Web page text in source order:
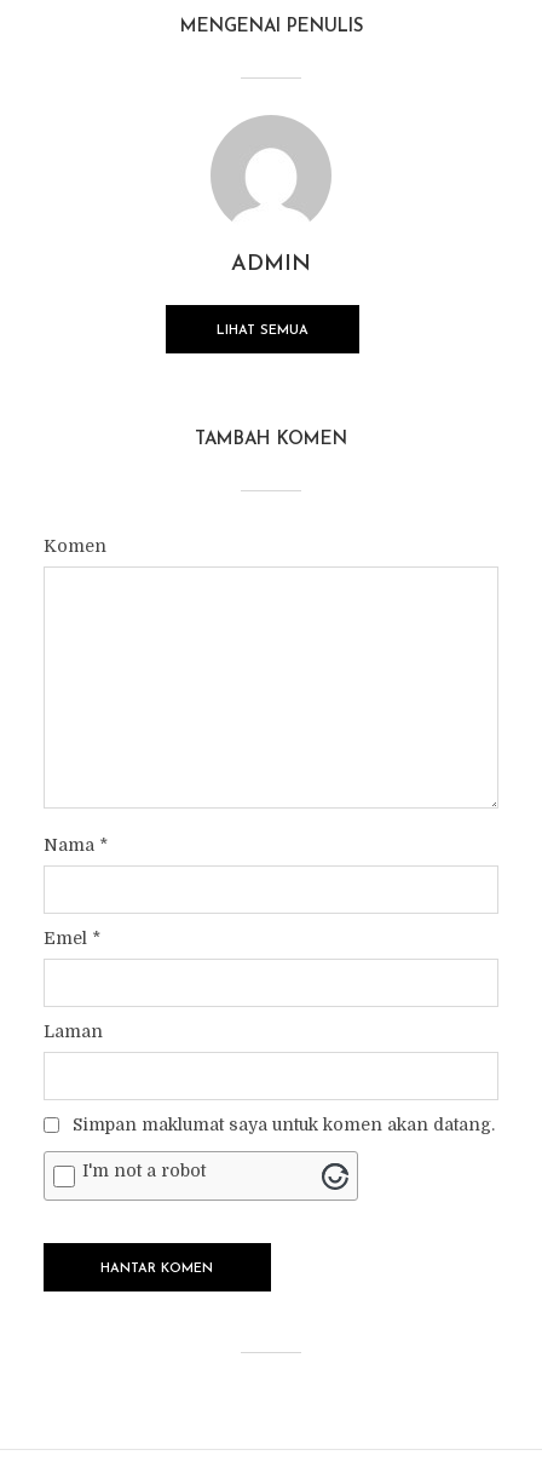
MENGENAI PENULIS
ADMIN
LIHAT SEMUA
TAMBAH KOMEN
Komen
Nama *
Emel *
Laman
Simpan maklumat saya untuk komen akan datang.
I'm not a robot